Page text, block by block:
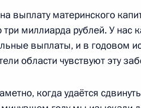
в Указ о мерах по
Федерации,
выплату материнского
миллиарда рублей. У нас
выплаты, и в годовом
области чувствуют эту
когда удаётся